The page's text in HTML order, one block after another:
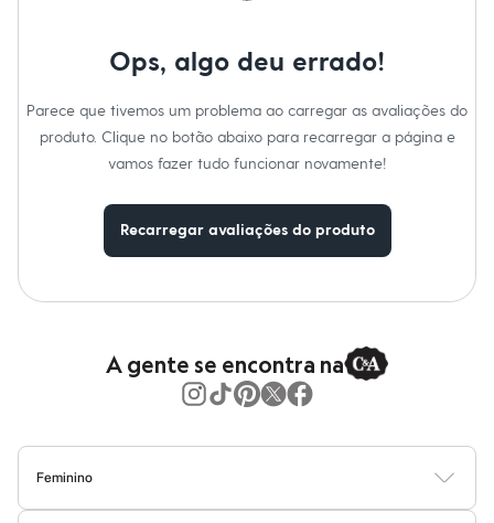
Shorts e Saias
Em alta
Dia dos Pais
Camisetas e Regatas
Casacos e Jaquetas
Bolsas e Mochilas
Óculos
Relógios
Botas
Ops, algo deu errado!
Parece que tivemos um problema ao carregar as avaliações do
produto. Clique no botão abaixo para recarregar a página e
vamos fazer tudo funcionar novamente!
Recarregar avaliações do produto
A gente se encontra na
Feminino
BlusasCalçasVestidosSaiasCasacosModa PraiaModa Íntima